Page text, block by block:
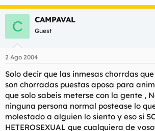
Objeto. Si hubiera consumado no abriría
C CAMPAVAL
Guest
2 Ago 2004
Solo decir que las inmesas chorrdas
son chorradas puestas aposa para
que solo sabeis meterse con la gente ,
ninguna persona normal postease lo
molestado a alguien lo siento y eso si
HETEROSEXUAL que cualquiera de